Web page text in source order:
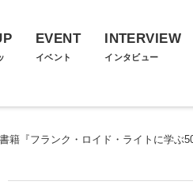
EVENT
イベント
INTERVIEW
インタビュー
籍『フランク・ロイド・ライトに学ぶ